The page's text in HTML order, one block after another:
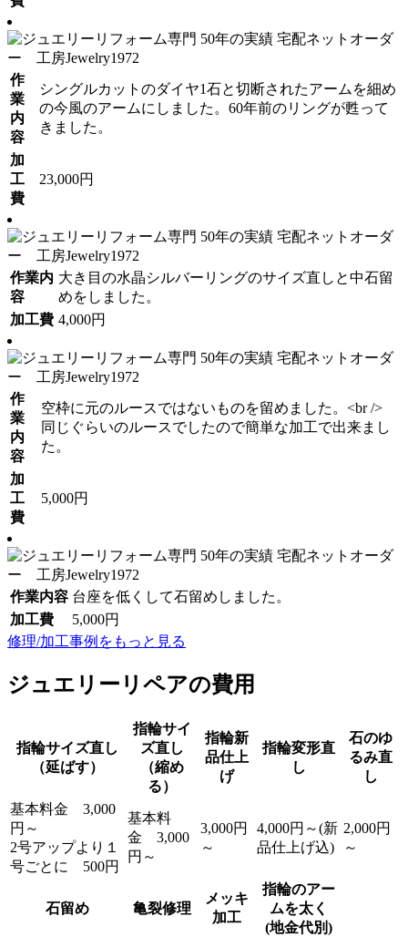
作
業
内
容
シングルカットのダイヤ1石と切断されたアームを細め
の今風のアームにしました。60年前のリングが甦って
きました。
加
工
費
23,000円
作業内
容
大き目の水晶シルバーリングのサイズ直しと中石留
めをしました。
加工費 4,000円
作
業
内
容
空枠に元のルースではないものを留めました。<br />
同じぐらいのルースでしたので簡単な加工で出来まし
た。
加
工
費
5,000円
作業内容 台座を低くして石留めしました。
加工費
5,000円
修理/加工事例をもっと見る
ジュエリーリペアの費用
指輪サイズ直し
（延ばす）
指輪サイ
ズ直し
（縮め
る）
指輪新
品仕上
げ
指輪変形直
し
石のゆ
るみ直
し
基本料金 3,000
円～
2号アップより１
号ごとに 500円
基本料
金 3,000
円～
3,000円
～
4,000円～(新
品仕上げ込)
2,000円
～
石留め 亀裂修理
メッキ
加工
指輪のアー
ムを太く
(地金代別)